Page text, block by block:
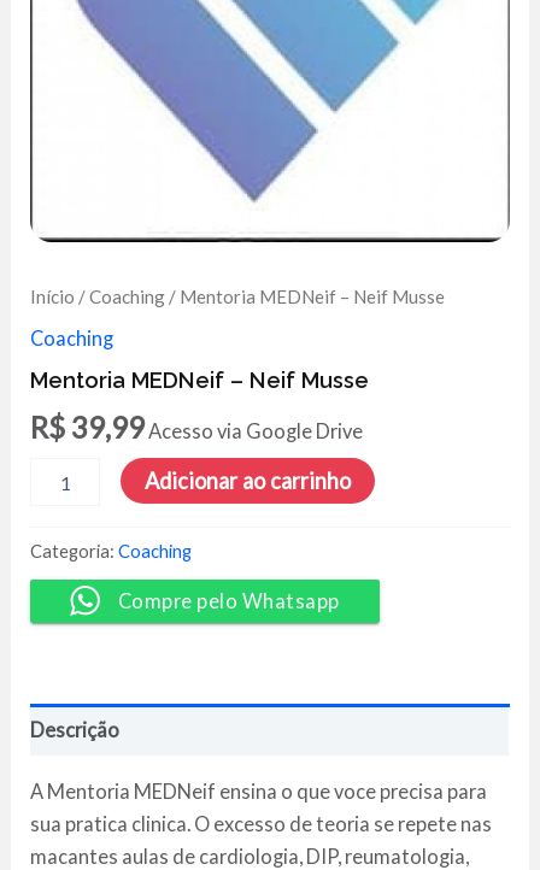
Início /Coaching / Mentoria MEDNeif – Neif Musse
Coaching
Mentoria MEDNeif – Neif Musse
R$ 39,99Acesso via Google Drive
MEDNeif
Neif
Musse
quantidade
Adicionar ao carrinho
Categoria:Coaching
Compre pelo Whatsapp
Descrição
A Mentoria MEDNeif ensina o que voce precisa para
sua pratica clinica. O excesso de teoria se repete nas
macantes aulas de cardiologia, DIP, reumatologia,